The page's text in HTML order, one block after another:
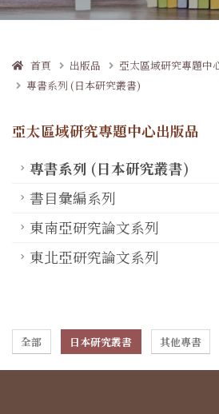
首頁 出版品
亞太區域研究專題中
專書系列 (日本研究叢書)
亞太區域研究專題中心出版品
專書系列 (日本研究叢書)
書目彙編系列
東南亞研究論文系列
東北亞研究論文系列
全部 日本研究叢書 其他專書